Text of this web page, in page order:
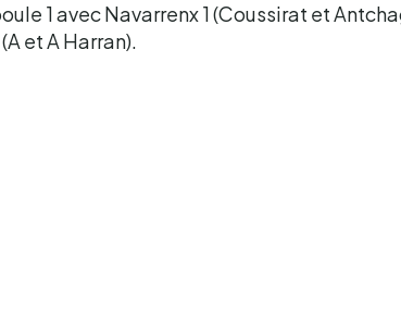
1 avec Navarrenx 1 (Coussirat et
et A Harran).